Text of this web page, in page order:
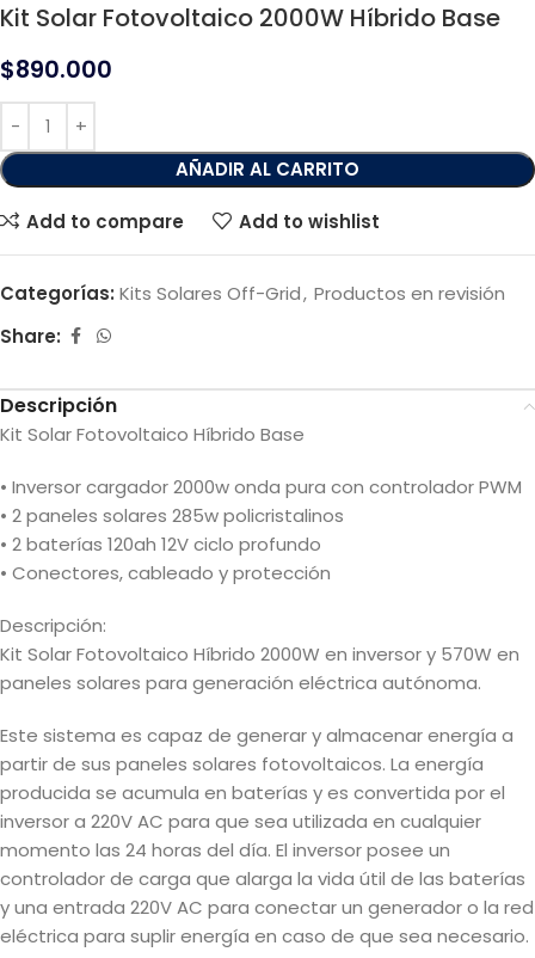
Kit Solar Fotovoltaico 2000W Híbrido Base
$890.000
AÑADIR AL CARRITO
Add to compare Add to wishlist
Categorías: Kits Solares Off-Grid, Productos en revisión
Share:
Descripción
Kit Solar Fotovoltaico Híbrido Base
• Inversor cargador 2000w onda pura con controlador PWM
• 2 paneles solares 285w policristalinos
• 2 baterías 120ah 12V ciclo profundo
• Conectores, cableado y protección
Descripción:
Kit Solar Fotovoltaico Híbrido 2000W en inversor y 570W en
paneles solares para generación eléctrica autónoma.
Este sistema es capaz de generar y almacenar energía a
partir de sus paneles solares fotovoltaicos. La energía
producida se acumula en baterías y es convertida por el
inversor a 220V AC para que sea utilizada en cualquier
momento las 24 horas del día. El inversor posee un
controlador de carga que alarga la vida útil de las baterías
y una entrada 220V AC para conectar un generador o la red
eléctrica para suplir energía en caso de que sea necesario.